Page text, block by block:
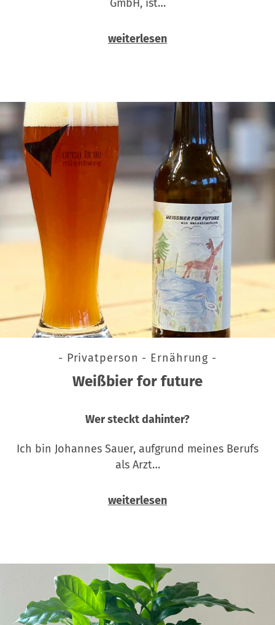
GmbH, ist…
weiterlesen
- Privatperson - Ernährung -
Weißbier for future
Wer steckt dahinter?
Ich bin Johannes Sauer, aufgrund meines Berufs
als Arzt…
weiterlesen